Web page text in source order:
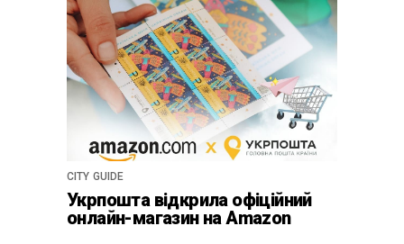
CITY GUIDE
Укрпошта відкрила офіційний
онлайн-магазин на Amazon